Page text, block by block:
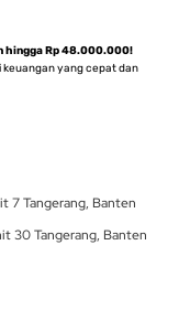
hingga Rp 48.000.000!
keuangan yang cepat dan
7 Tangerang, Banten
30 Tangerang, Banten